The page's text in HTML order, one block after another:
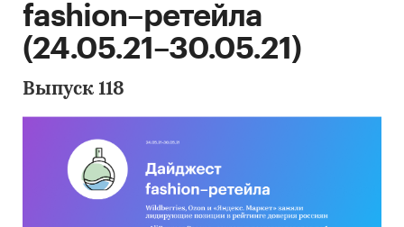
fashion–ретейла
(24.05.21–30.05.21)
Выпуск 118